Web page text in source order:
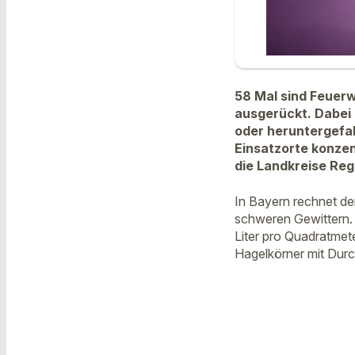
58 Mal sind
ausgerückt. Dabei
oder
Einsatzorte
die Landkreise
In Bayern rechnet
schweren
Liter pro
Hagelkörner mit